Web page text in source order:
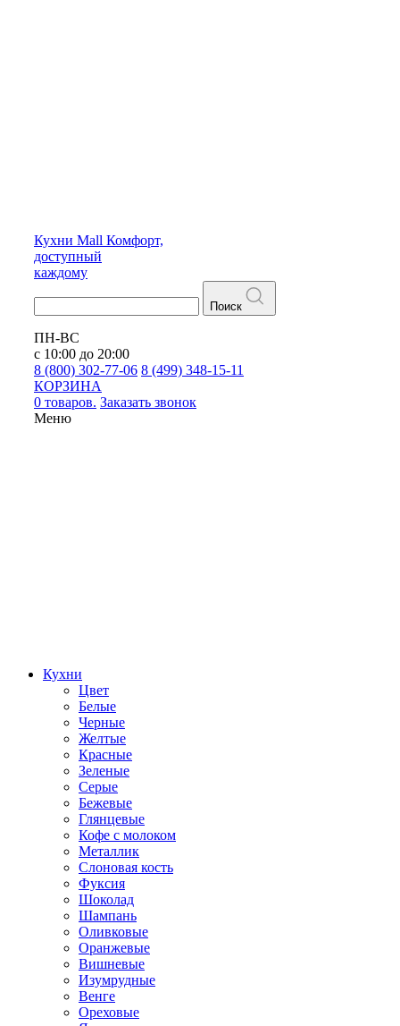
Кухни Mall Комфорт,
доступный
каждому
Поиск
ПН-ВС
с 10:00 до 20:00
8 (800) 302-77-06 8 (499) 348-15-11
КОРЗИНА
0 товаров. Заказать звонок
Меню
Кухни
Цвет
Белые
Черные
Желтые
Красные
Зеленые
Серые
Бежевые
Глянцевые
Кофе с молоком
Металлик
Слоновая кость
Фуксия
Шоколад
Шампань
Оливковые
Оранжевые
Вишневые
Изумрудные
Венге
Ореховые